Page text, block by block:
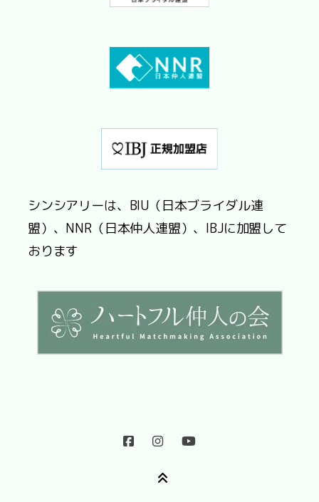
シンシアリーは、BIU（日本ブライダル連
盟）、NNR（日本仲人連盟）、IBJに加盟して
おります